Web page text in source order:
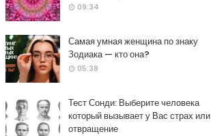
09:34
Самая умная женщина по знаку
Зодиака — кто она?
05:38
Тест Сонди: Выберите человека
который вызывает у Вас страх или
отвращение